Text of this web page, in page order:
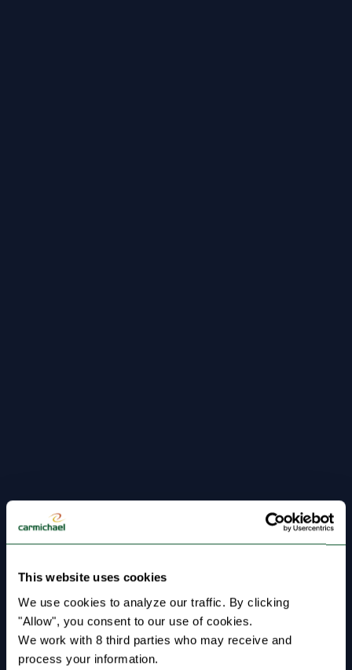
This website uses cookies
We use cookies to analyze our traffic. By clicking
"Allow", you consent to our use of cookies.
We work with 8 third parties who may receive and
process your information.